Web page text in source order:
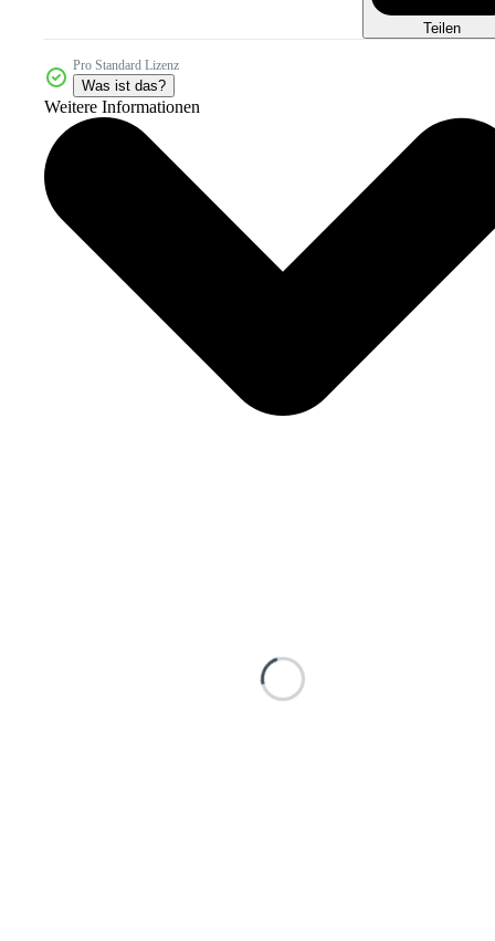
Teilen
Pro Standard Lizenz
Was ist das?
Weitere Informationen